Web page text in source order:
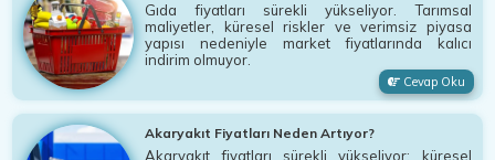
Gıda fiyatları sürekli yükseliyor. Tarımsal
maliyetler, küresel riskler ve verimsiz piyasa
yapısı nedeniyle market fiyatlarında kalıcı
indirim olmuyor.
Cevap Oku
Akaryakıt Fiyatları Neden Artıyor?
Akaryakıt fiyatları sürekli yükseliyor; küresel